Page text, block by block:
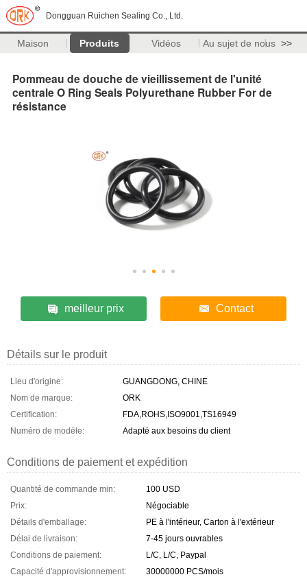
Dongguan Ruichen Sealing Co., Ltd.
Maison Produits Vidéos Au sujet de nous >>
Pommeau de douche de vieillissement de l'unité
centrale O Ring Seals Polyurethane Rubber For de
résistance
meilleur prix Contact
Détails sur le produit
Lieu d'origine:
GUANGDONG, CHINE
Nom de marque:
ORK
Certification:
FDA,ROHS,ISO9001,TS16949
Numéro de modèle:
Adapté aux besoins du client
Conditions de paiement et expédition
Quantité de commande min:
100 USD
Prix:
Négociable
Détails d'emballage:
PE à l'intérieur, Carton à l'extérieur
Délai de livraison:
7-45 jours ouvrables
Conditions de paiement:
L/C, L/C, Paypal
Capacité d'approvisionnement:
30000000 PCS/mois